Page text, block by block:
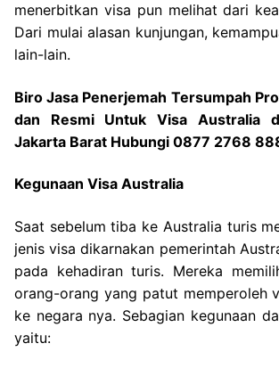
menerbitkan visa pun melihat dari
Dari mulai alasan kunjungan,
lain-lain.
Biro Jasa Penerjemah Tersumpah
dan Resmi Untuk Visa Australia
Jakarta Barat Hubungi 0877 2768
Kegunaan Visa Australia
Saat sebelum tiba ke Australia turis
jenis visa dikarnakan pemerintah
pada kehadiran turis. Mereka
orang-orang yang patut memperoleh
ke negara nya. Sebagian kegunaan
yaitu: